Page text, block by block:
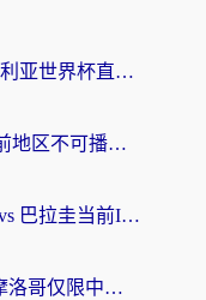
在国外怎么看美国 vs 澳大利亚世界杯直播？海外党必藏的中文解说观赛指南
在加拿大看抖音世界杯当前地区不可播放？海外党体育观赛终极指南
在海外看世界杯直播德国 vs 巴拉圭当前IP受限制？这篇指南帮你轻松解决地区限制
在国外看世界杯法国 VS 摩洛哥仅限中国大陆？别让地域限制拦下你的欢呼